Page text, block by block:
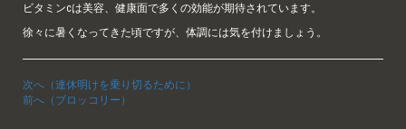
ビタミンcは美容、健康面で多くの効能が期待されています。
徐々に暑くなってきた頃ですが、体調には気を付けましょう。
次へ（連休明けを乗り切るために）
前へ（ブロッコリー）